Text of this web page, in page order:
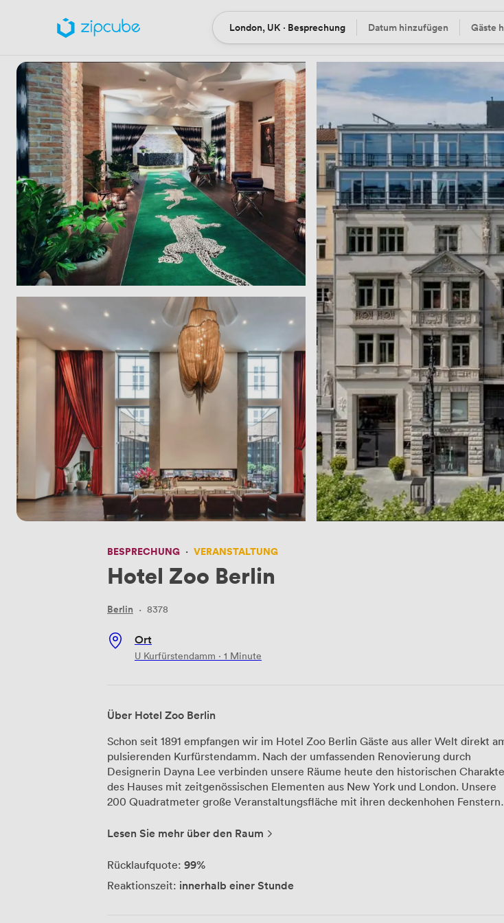
OrtLondon, UK · Besprechung Datum
Datum hinzufügen Gäste
Gäste
BESPRECHUNG · VERANSTALTUNG
Hotel Zoo Berlin
Berlin · 8378
Ort
U Kurfürstendamm · 1 Minute
Über Hotel Zoo Berlin
Schon seit 1891 empfangen wir im Hotel Zoo Berlin Gäste aus aller Welt direkt
pulsierenden Kurfürstendamm. Nach der umfassenden Renovierung durch
Designerin Dayna Lee verbinden unsere Räume heute den historischen
des Hauses mit zeitgenössischen Elementen aus New York und London. Unsere
200 Quadratmeter große Veranstaltungsfläche mit ihren deckenhohen Fenstern
flexibel unterteilen – je nachdem, ob Sie eine große Konferenz planen oder
Empfangsbereich eignet sich perfekt für Ihre Gäste beim Eintreffen oder für
Sie auch auf unsere Balkone, die besonders in den wärmeren Monaten geschätzt
Lesen Sie mehr über den Raum
Rücklaufquote: 99%
Reaktionszeit: innerhalb einer Stunde